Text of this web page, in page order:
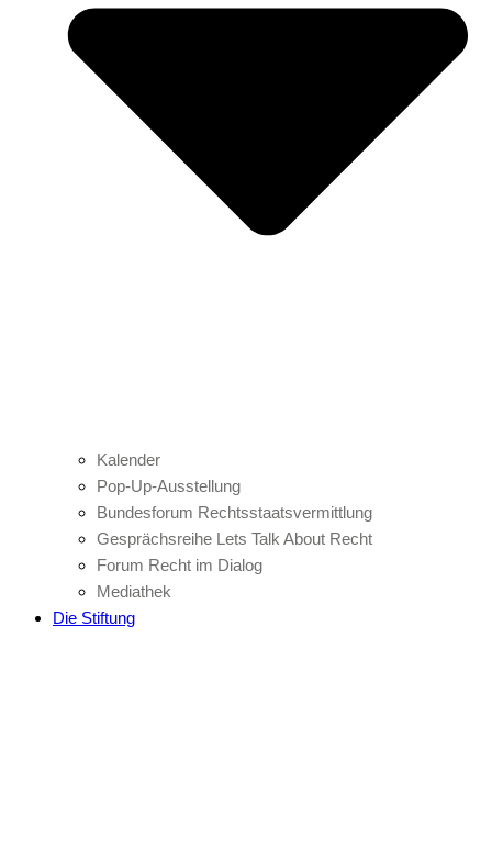
Kalender
Pop-Up-Ausstellung
Bundesforum Rechtsstaatsvermittlung
Gesprächsreihe Lets Talk About Recht
Forum Recht im Dialog
Mediathek
Die Stiftung